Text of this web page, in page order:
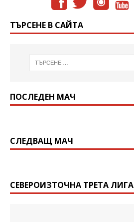
ТЪРСЕНЕ В САЙТА
ПОСЛЕДЕН МАЧ
СЛЕДВАЩ МАЧ
СЕВЕРОИЗТОЧНА ТРЕТА ЛИГА